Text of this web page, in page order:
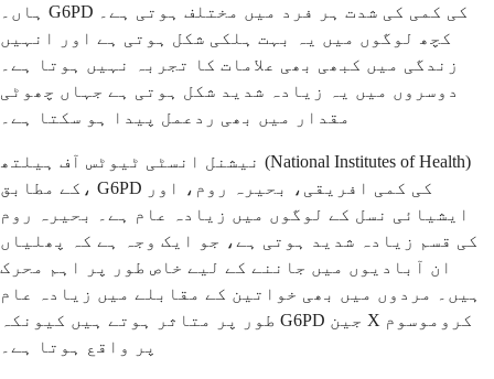
ہاں۔ G6PD کی کمی کی شدت ہر فرد میں مختلف ہوتی ہے۔
کچھ لوگوں میں یہ بہت ہلکی شکل ہوتی ہے اور انہیں
زندگی میں کبھی بھی علامات کا تجربہ نہیں ہوتا ہے۔
دوسروں میں یہ زیادہ شدید شکل ہوتی ہے جہاں چھوٹی
مقدار میں بھی ردعمل پیدا ہو سکتا ہے۔
نیشنل انسٹی ٹیوٹس آف ہیلتھ (National Institutes of Health)
کے مطابق، G6PD کی کمی افریقی، بحیرہ روم، اور
ایشیائی نسل کے لوگوں میں زیادہ عام ہے۔ بحیرہ روم
کی قسم زیادہ شدید ہوتی ہے، جو ایک وجہ ہے کہ پھلیاں
ان آبادیوں میں جاننے کے لیے خاص طور پر اہم محرک
ہیں۔ مردوں میں بھی خواتین کے مقابلے میں زیادہ عام
طور پر متاثر ہوتے ہیں کیونکہ G6PD جین X کروموسوم
پر واقع ہوتا ہے۔